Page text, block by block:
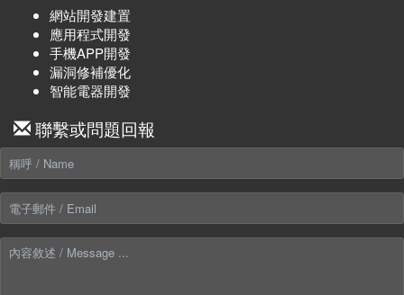
網站開發建置
應用程式開發
手機APP開發
漏洞修補優化
智能電器開發
聯繫或問題回報